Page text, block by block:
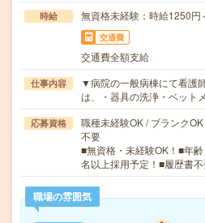
時給 無資格未経験：時給1250
交通費
交通費全額支給
仕事内容
▼病院の一般病棟にて看護
は、・器具の洗浄・ベット
応募資格
職種未経験OK / ブランク
不要
■無資格・未経験OK！■年
名以上採用予定！■履歴書
職場の雰囲気